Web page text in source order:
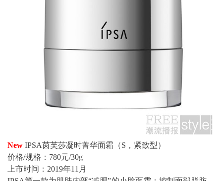
New IPSA茵芙莎凝时菁华面霜（S，紧致型）
价格/规格：780元/30g
上市时间：2019年11月